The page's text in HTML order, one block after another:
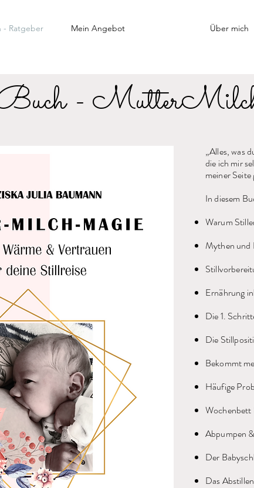
- Ratgeber Mein Angebot Über mich
-
„Alles, was
die ich mir
meiner
In diesem
Warum
Mythen und
Ernährung
Die 1.
Die
Bekommt
Häufige
Abpumpen
Der
Das Abstillen